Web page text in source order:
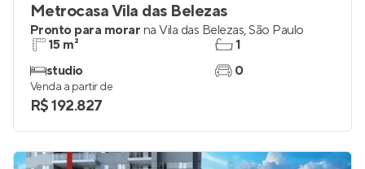
Metrocasa Vila das Belezas
Pronto para morar na Vila das Belezas,São Paulo
15 m²
studio
1
0
Venda a partir de
R$ 192.827